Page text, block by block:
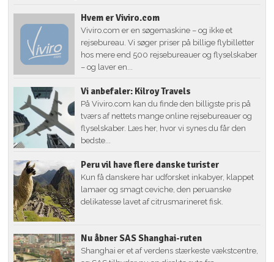
Hvem er Viviro.com
Viviro.com er en søgemaskine – og ikke et
rejsebureau. Vi søger priser på billige flybilletter
hos mere end 500 rejsebureauer og flyselskaber
– og laver en...
Vi anbefaler: Kilroy Travels
På Viviro.com kan du finde den billigste pris på
tværs af nettets mange online rejsebureauer og
flyselskaber. Læs her, hvor vi synes du får den
bedste...
Peru vil have flere danske turister
Kun få danskere har udforsket inkabyer, klappet
lamaer og smagt ceviche, den peruanske
delikatesse lavet af citrusmarineret fisk.
Nu åbner SAS Shanghai-ruten
Shanghai er et af verdens stærkeste vækstcentre,